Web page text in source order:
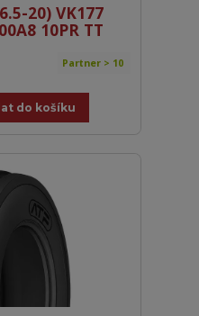
20) VK177
10PR TT
Partner > 10
do košíku